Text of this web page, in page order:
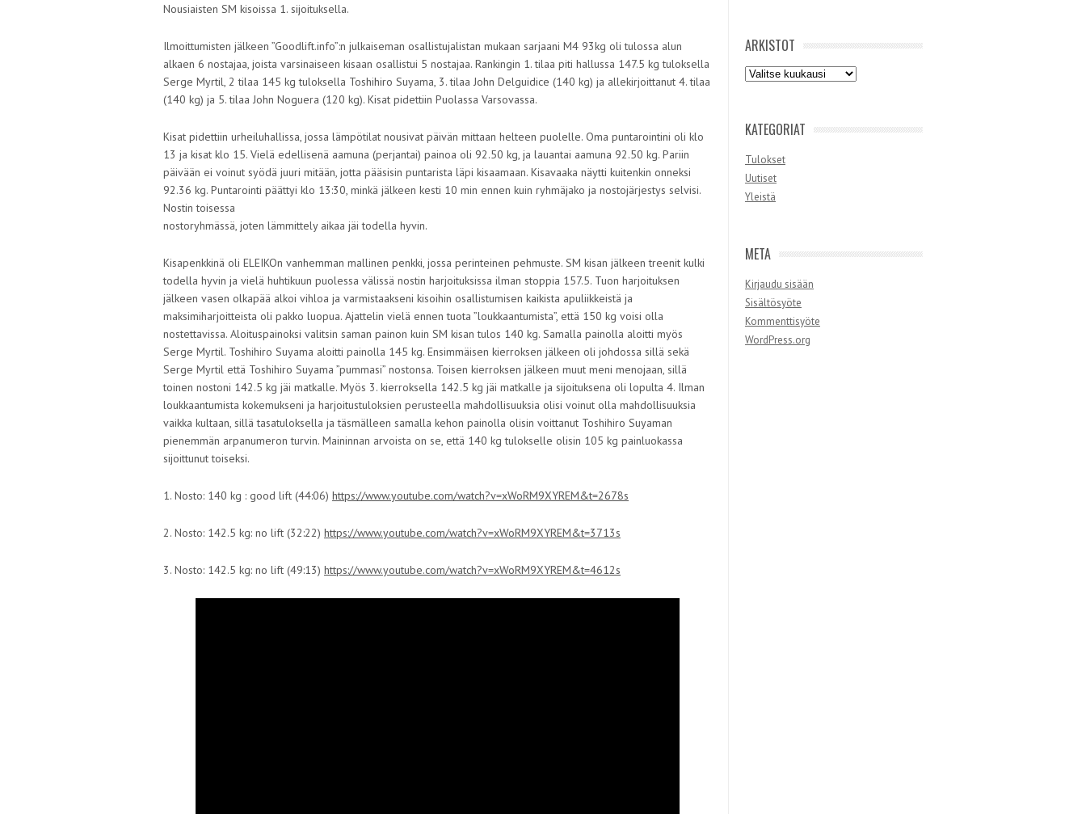
Nousiaisten SM kisoissa 1. sijoituksella.
Ilmoittumisten jälkeen ”Goodlift.info”:n julkaiseman osallistujalistan mukaan sarjaani M4 93kg oli tulossa alun
alkaen 6 nostajaa, joista varsinaiseen kisaan osallistui 5 nostajaa. Rankingin 1. tilaa piti hallussa 147.5 kg tuloksella
Serge Myrtil, 2 tilaa 145 kg tuloksella Toshihiro Suyama, 3. tilaa John Delguidice (140 kg) ja allekirjoittanut 4. tilaa
(140 kg) ja 5. tilaa John Noguera (120 kg). Kisat pidettiin Puolassa Varsovassa.
Kisat pidettiin urheiluhallissa, jossa lämpötilat nousivat päivän mittaan helteen puolelle. Oma puntarointini oli klo
13 ja kisat klo 15. Vielä edellisenä aamuna (perjantai) painoa oli 92.50 kg, ja lauantai aamuna 92.50 kg. Pariin
päivään ei voinut syödä juuri mitään, jotta pääsisin puntarista läpi kisaamaan. Kisavaaka näytti kuitenkin onneksi
92.36 kg. Puntarointi päättyi klo 13:30, minkä jälkeen kesti 10 min ennen kuin ryhmäjako ja nostojärjestys selvisi.
Nostin toisessa
nostoryhmässä, joten lämmittely aikaa jäi todella hyvin.
Kisapenkkinä oli ELEIKOn vanhemman mallinen penkki, jossa perinteinen pehmuste. SM kisan jälkeen treenit kulki
todella hyvin ja vielä huhtikuun puolessa välissä nostin harjoituksissa ilman stoppia 157.5. Tuon harjoituksen
jälkeen vasen olkapää alkoi vihloa ja varmistaakseni kisoihin osallistumisen kaikista apuliikkeistä ja
maksimiharjoitteista oli pakko luopua. Ajattelin vielä ennen tuota ”loukkaantumista”, että 150 kg voisi olla
nostettavissa. Aloituspainoksi valitsin saman painon kuin SM kisan tulos 140 kg. Samalla painolla aloitti myös
Serge Myrtil. Toshihiro Suyama aloitti painolla 145 kg. Ensimmäisen kierroksen jälkeen oli johdossa sillä sekä
Serge Myrtil että Toshihiro Suyama ”pummasi” nostonsa. Toisen kierroksen jälkeen muut meni menojaan, sillä
toinen nostoni 142.5 kg jäi matkalle. Myös 3. kierroksella 142.5 kg jäi matkalle ja sijoituksena oli lopulta 4. Ilman
loukkaantumista kokemukseni ja harjoitustuloksien perusteella mahdollisuuksia olisi voinut olla mahdollisuuksia
vaikka kultaan, sillä tasatuloksella ja täsmälleen samalla kehon painolla olisin voittanut Toshihiro Suyaman
pienemmän arpanumeron turvin. Maininnan arvoista on se, että 140 kg tulokselle olisin 105 kg painluokassa
sijoittunut toiseksi.
1. Nosto: 140 kg : good lift (44:06) https://www.youtube.com/watch?v=xWoRM9XYREM&t=2678s
2. Nosto: 142.5 kg: no lift (32:22) https://www.youtube.com/watch?v=xWoRM9XYREM&t=3713s
3. Nosto: 142.5 kg: no lift (49:13) https://www.youtube.com/watch?v=xWoRM9XYREM&t=4612s
ARKISTOT
Arkistot
KATEGORIAT
Tulokset
Uutiset
Yleistä
META
Kirjaudu sisään
Sisältösyöte
Kommenttisyöte
WordPress.org